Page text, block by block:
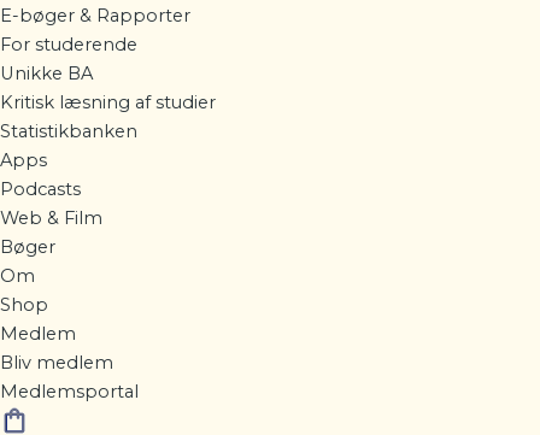
E-bøger & Rapporter
For studerende
Unikke BA
Kritisk læsning af studier
Statistikbanken
Apps
Podcasts
Web & Film
Bøger
Om
Shop
Medlem
Bliv medlem
Medlemsportal